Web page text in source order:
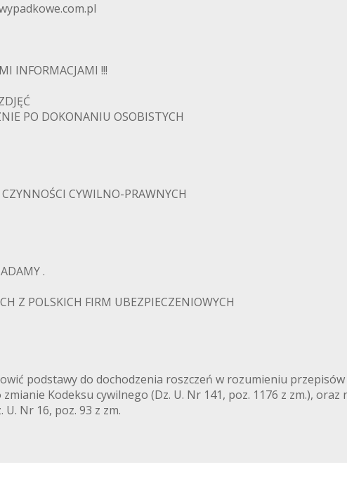
INFORMACJAMI !!!
PO DOKONANIU OSOBISTYCH
CYWILNO-PRAWNYCH
.
Z POLSKICH FIRM UBEZPIECZENIOWYCH
podstawy do dochodzenia roszczeń w rozumieniu
Kodeksu cywilnego (Dz. U. Nr 141, poz. 1176 z zm.),
Nr 16, poz. 93 z zm.